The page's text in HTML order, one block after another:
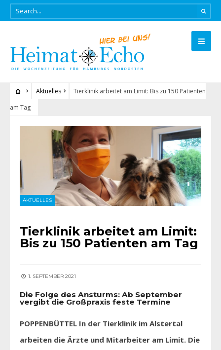
Aktuelles
Tierklinik arbeitet am Limit: Bis zu 150 Patienten
am Tag
AKTUELLES
Tierklinik arbeitet am Limit:
Bis zu 150 Patienten am Tag
1. SEPTEMBER 2021
Die Folge des Ansturms: Ab September
vergibt die Großpraxis feste Termine
POPPENBÜTTEL In der Tierklinik im Alstertal
arbeiten die Ärzte und Mitarbeiter am Limit. Die